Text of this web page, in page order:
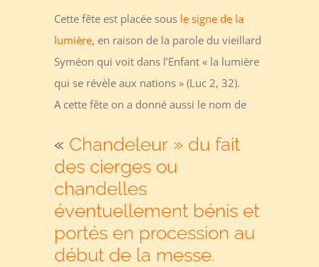
Cette fête est placée sous le signe de la
lumière, en raison de la parole du vieillard
Syméon qui voit dans l’Enfant « la lumière
qui se révèle aux nations » (Luc 2, 32).
A cette fête on a donné aussi le nom de
« Chandeleur » du fait
des cierges ou
chandelles
éventuellement bénis et
portés en procession au
début de la messe.